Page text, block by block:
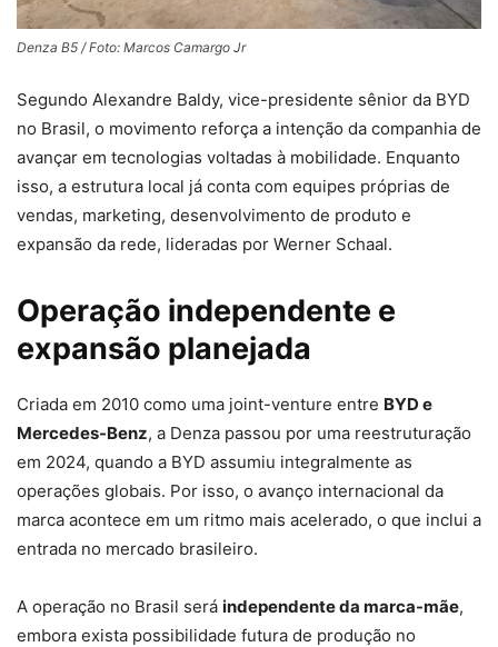
Denza B5 / Foto: Marcos Camargo Jr
Segundo Alexandre Baldy, vice-presidente sênior da BYD
no Brasil, o movimento reforça a intenção da companhia de
avançar em tecnologias voltadas à mobilidade. Enquanto
isso, a estrutura local já conta com equipes próprias de
vendas, marketing, desenvolvimento de produto e
expansão da rede, lideradas por Werner Schaal.
Operação independente e
expansão planejada
Criada em 2010 como uma joint-venture entre BYD e
Mercedes-Benz, a Denza passou por uma reestruturação
em 2024, quando a BYD assumiu integralmente as
operações globais. Por isso, o avanço internacional da
marca acontece em um ritmo mais acelerado, o que inclui a
entrada no mercado brasileiro.
A operação no Brasil será independente da marca-mãe,
embora exista possibilidade futura de produção no